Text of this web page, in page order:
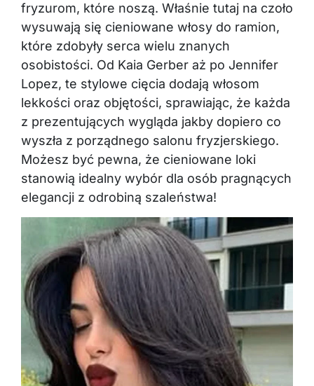
fryzurom, które noszą. Właśnie tutaj na czoło
wysuwają się cieniowane włosy do ramion,
które zdobyły serca wielu znanych
osobistości. Od Kaia Gerber aż po Jennifer
Lopez, te stylowe cięcia dodają włosom
lekkości oraz objętości, sprawiając, że każda
z prezentujących wygląda jakby dopiero co
wyszła z porządnego salonu fryzjerskiego.
Możesz być pewna, że cieniowane loki
stanowią idealny wybór dla osób pragnących
elegancji z odrobiną szaleństwa!